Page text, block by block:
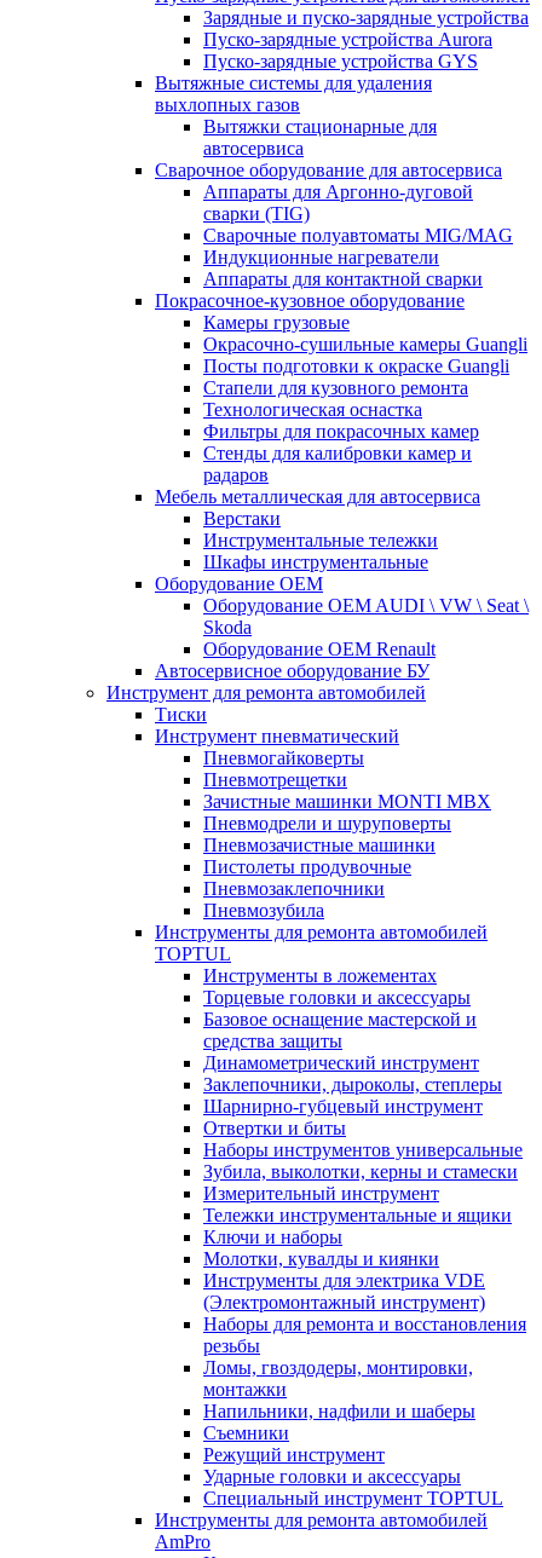
Зарядные и пуско-зарядные устройства
Пуско-зарядные устройства Aurora
Пуско-зарядные устройства GYS
Вытяжные системы для удаления
выхлопных газов
Вытяжки стационарные для
автосервиса
Сварочное оборудование для автосервиса
Аппараты для Аргонно-дуговой
сварки (TIG)
Сварочные полуавтоматы MIG/MAG
Индукционные нагреватели
Аппараты для контактной сварки
Покрасочное-кузовное оборудование
Камеры грузовые
Окрасочно-сушильные камеры Guangli
Посты подготовки к окраске Guangli
Стапели для кузовного ремонта
Технологическая оснастка
Фильтры для покрасочных камер
Стенды для калибровки камер и
радаров
Мебель металлическая для автосервиса
Верстаки
Инструментальные тележки
Шкафы инструментальные
Оборудование OEM
Оборудование OEM AUDI \ VW \ Seat \
Skoda
Оборудование OEM Renault
Автосервисное оборудование БУ
Инструмент для ремонта автомобилей
Тиски
Инструмент пневматический
Пневмогайковерты
Пневмотрещетки
Зачистные машинки MONTI MBX
Пневмодрели и шуруповерты
Пневмозачистные машинки
Пистолеты продувочные
Пневмозаклепочники
Пневмозубила
Инструменты для ремонта автомобилей
TOPTUL
Инструменты в ложементах
Торцевые головки и аксессуары
Базовое оснащение мастерской и
средства защиты
Динамометрический инструмент
Заклепочники, дыроколы, степлеры
Шарнирно-губцевый инструмент
Отвертки и биты
Наборы инструментов универсальные
Зубила, выколотки, керны и стамески
Измерительный инструмент
Тележки инструментальные и ящики
Ключи и наборы
Молотки, кувалды и киянки
Инструменты для электрика VDE
(Электромонтажный инструмент)
Наборы для ремонта и восстановления
резьбы
Ломы, гвоздодеры, монтировки,
монтажки
Напильники, надфили и шаберы
Съемники
Режущий инструмент
Ударные головки и аксессуары
Специальный инструмент TOPTUL
Инструменты для ремонта автомобилей
AmPro